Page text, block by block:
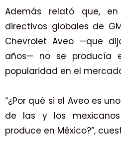
Además relató que, en
directivos globales de
Chevrolet Aveo —que
años— no se producía
popularidad en el
“¿Por qué si el Aveo es
de las y los
produce en México?”,